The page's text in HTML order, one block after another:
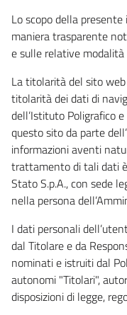
Lo scopo della
maniera trasparente
e sulle relative modalità
La titolarità del sito
titolarità dei dati di
dell’Istituto Poligrafico
questo sito da parte
informazioni aventi
trattamento di tali dati
Stato S.p.A., con sede
nella persona
I dati personali
dal Titolare e da
nominati e istruiti dal
autonomi "Titolari",
disposizioni di legge,